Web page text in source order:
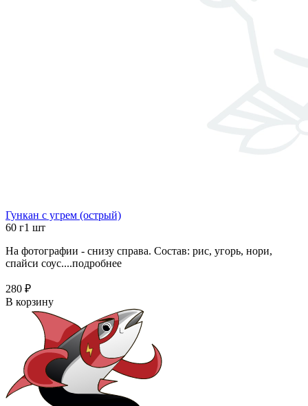
Гункан с угрем (острый)
60 г1 шт
На фотографии - снизу справа. Состав: рис, угорь, нори,
спайси соус....подробнее
280 ₽
В корзину